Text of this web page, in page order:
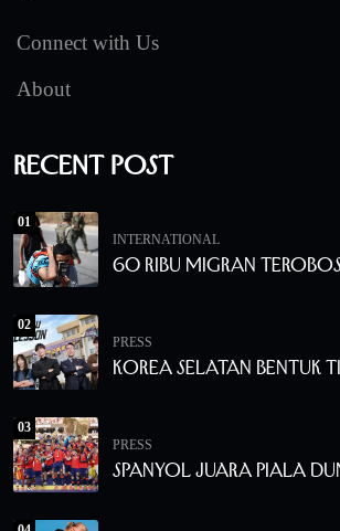
Connect with Us
About
Recent Post
01
INTERNATIONAL
60 Ribu Migran
02
PRESS
Korea Selatan Bentuk
03
PRESS
Spanyol Juara Piala